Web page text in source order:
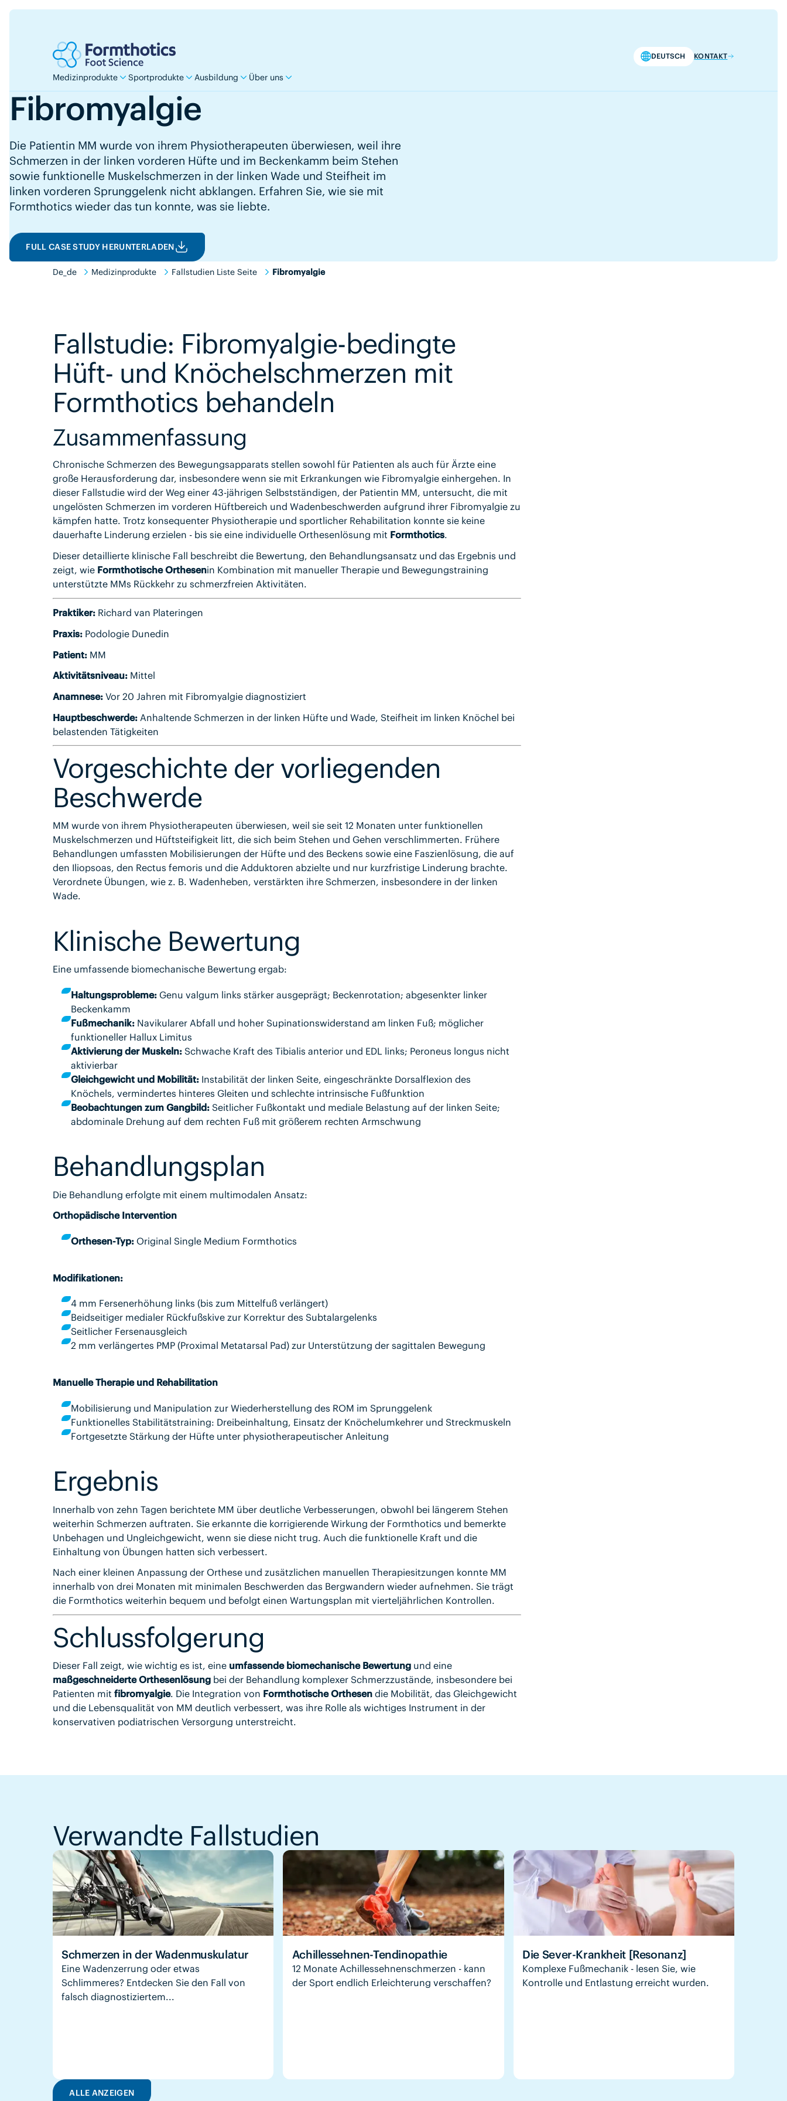
DEUTSCH KONTAKT
Medizinprodukte Sportprodukte Ausbildung Über uns
Fibromyalgie
Die Patientin MM wurde von ihrem Physiotherapeuten überwiesen, weil ihre
Schmerzen in der linken vorderen Hüfte und im Beckenkamm beim Stehen
sowie funktionelle Muskelschmerzen in der linken Wade und Steifheit im
linken vorderen Sprunggelenk nicht abklangen. Erfahren Sie, wie sie mit
Formthotics wieder das tun konnte, was sie liebte.
FULL CASE STUDY HERUNTERLADEN
De_de Medizinprodukte Fallstudien Liste Seite Fibromyalgie
Fallstudie: Fibromyalgie-bedingte
Hüft- und Knöchelschmerzen mit
Formthotics behandeln
Zusammenfassung
Chronische Schmerzen des Bewegungsapparats stellen sowohl für Patienten als auch für Ärzte eine
große Herausforderung dar, insbesondere wenn sie mit Erkrankungen wie Fibromyalgie einhergehen. In
dieser Fallstudie wird der Weg einer 43-jährigen Selbstständigen, der Patientin MM, untersucht, die mit
ungelösten Schmerzen im vorderen Hüftbereich und Wadenbeschwerden aufgrund ihrer Fibromyalgie zu
kämpfen hatte. Trotz konsequenter Physiotherapie und sportlicher Rehabilitation konnte sie keine
dauerhafte Linderung erzielen - bis sie eine individuelle Orthesenlösung mit Formthotics.
Dieser detaillierte klinische Fall beschreibt die Bewertung, den Behandlungsansatz und das Ergebnis und
zeigt, wie Formthotische Orthesenin Kombination mit manueller Therapie und Bewegungstraining
unterstützte MMs Rückkehr zu schmerzfreien Aktivitäten.
Praktiker:Richard van Plateringen
Praxis:Podologie Dunedin
Patient:MM
Aktivitätsniveau:Mittel
Anamnese:Vor 20 Jahren mit Fibromyalgie diagnostiziert
Hauptbeschwerde:Anhaltende Schmerzen in der linken Hüfte und Wade, Steifheit im linken Knöchel bei
belastenden Tätigkeiten
Vorgeschichte der vorliegenden
Beschwerde
MM wurde von ihrem Physiotherapeuten überwiesen, weil sie seit 12 Monaten unter funktionellen
Muskelschmerzen und Hüftsteifigkeit litt, die sich beim Stehen und Gehen verschlimmerten. Frühere
Behandlungen umfassten Mobilisierungen der Hüfte und des Beckens sowie eine Faszienlösung, die auf
den Iliopsoas, den Rectus femoris und die Adduktoren abzielte und nur kurzfristige Linderung brachte.
Verordnete Übungen, wie z. B. Wadenheben, verstärkten ihre Schmerzen, insbesondere in der linken
Wade.
Klinische Bewertung
Eine umfassende biomechanische Bewertung ergab:
Haltungsprobleme: Genu valgum links stärker ausgeprägt; Beckenrotation; abgesenkter linker
Beckenkamm
Fußmechanik: Navikularer Abfall und hoher Supinationswiderstand am linken Fuß; möglicher
funktioneller Hallux Limitus
Aktivierung der Muskeln: Schwache Kraft des Tibialis anterior und EDL links; Peroneus longus nicht
aktivierbar
Gleichgewicht und Mobilität: Instabilität der linken Seite, eingeschränkte Dorsalflexion des
Knöchels, vermindertes hinteres Gleiten und schlechte intrinsische Fußfunktion
Beobachtungen zum Gangbild: Seitlicher Fußkontakt und mediale Belastung auf der linken Seite;
abdominale Drehung auf dem rechten Fuß mit größerem rechten Armschwung
Behandlungsplan
Die Behandlung erfolgte mit einem multimodalen Ansatz:
Orthopädische Intervention
Orthesen-Typ: Original Single Medium Formthotics
Modifikationen:
4 mm Fersenerhöhung links (bis zum Mittelfuß verlängert)
Beidseitiger medialer Rückfußskive zur Korrektur des Subtalargelenks
Seitlicher Fersenausgleich
2 mm verlängertes PMP (Proximal Metatarsal Pad) zur Unterstützung der sagittalen Bewegung
Manuelle Therapie und Rehabilitation
Mobilisierung und Manipulation zur Wiederherstellung des ROM im Sprunggelenk
Funktionelles Stabilitätstraining: Dreibeinhaltung, Einsatz der Knöchelumkehrer und Streckmuskeln
Fortgesetzte Stärkung der Hüfte unter physiotherapeutischer Anleitung
Ergebnis
Innerhalb von zehn Tagen berichtete MM über deutliche Verbesserungen, obwohl bei längerem Stehen
weiterhin Schmerzen auftraten. Sie erkannte die korrigierende Wirkung der Formthotics und bemerkte
Unbehagen und Ungleichgewicht, wenn sie diese nicht trug. Auch die funktionelle Kraft und die
Einhaltung von Übungen hatten sich verbessert.
Nach einer kleinen Anpassung der Orthese und zusätzlichen manuellen Therapiesitzungen konnte MM
innerhalb von drei Monaten mit minimalen Beschwerden das Bergwandern wieder aufnehmen. Sie trägt
die Formthotics weiterhin bequem und befolgt einen Wartungsplan mit vierteljährlichen Kontrollen.
Schlussfolgerung
Dieser Fall zeigt, wie wichtig es ist, eine umfassende biomechanische Bewertungund eine
maßgeschneiderte Orthesenlösungbei der Behandlung komplexer Schmerzzustände, insbesondere bei
Patienten mit fibromyalgie. Die Integration von Formthotische Orthesendie Mobilität, das Gleichgewicht
und die Lebensqualität von MM deutlich verbessert, was ihre Rolle als wichtiges Instrument in der
konservativen podiatrischen Versorgung unterstreicht.
Verwandte Fallstudien
Schmerzen in der Wadenmuskulatur
Eine Wadenzerrung oder etwas
Schlimmeres? Entdecken Sie den Fall von
falsch diagnostiziertem...
Achillessehnen-Tendinopathie
12 Monate Achillessehnenschmerzen - kann
der Sport endlich Erleichterung verschaffen?
Die Sever-Krankheit [Resonanz]
Komplexe Fußmechanik - lesen Sie, wie
Kontrolle und Entlastung erreicht wurden.
ALLE ANZEIGEN